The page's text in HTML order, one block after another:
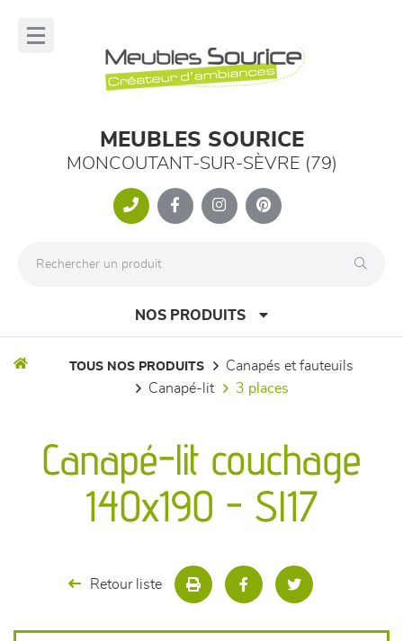
MEUBLES SOURICE
MONCOUTANT-SUR-SÈVRE (79)
NOS PRODUITS
séjours
meubles de complément
TOUS NOS PRODUITS
canapés et fauteuils
canapé-lit
3 places
Canapé-lit couchage
140x190 - Sl17
Retour liste